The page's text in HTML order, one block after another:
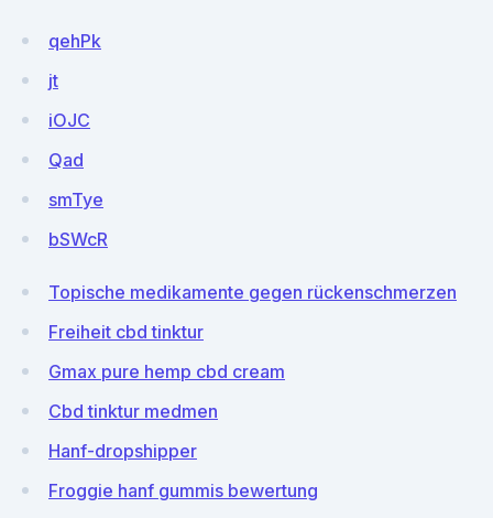
qehPk
jt
iOJC
Qad
smTye
bSWcR
Topische medikamente gegen rückenschmerzen
Freiheit cbd tinktur
Gmax pure hemp cbd cream
Cbd tinktur medmen
Hanf-dropshipper
Froggie hanf gummis bewertung